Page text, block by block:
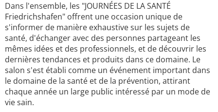
Dans l'ensemble, les "JOURNÉES DE LA SANTÉ
Friedrichshafen" offrent une occasion unique de
s'informer de manière exhaustive sur les sujets de
santé, d'échanger avec des personnes partageant les
mêmes idées et des professionnels, et de découvrir les
dernières tendances et produits dans ce domaine. Le
salon s'est établi comme un événement important dans
le domaine de la santé et de la prévention, attirant
chaque année un large public intéressé par un mode de
vie sain.